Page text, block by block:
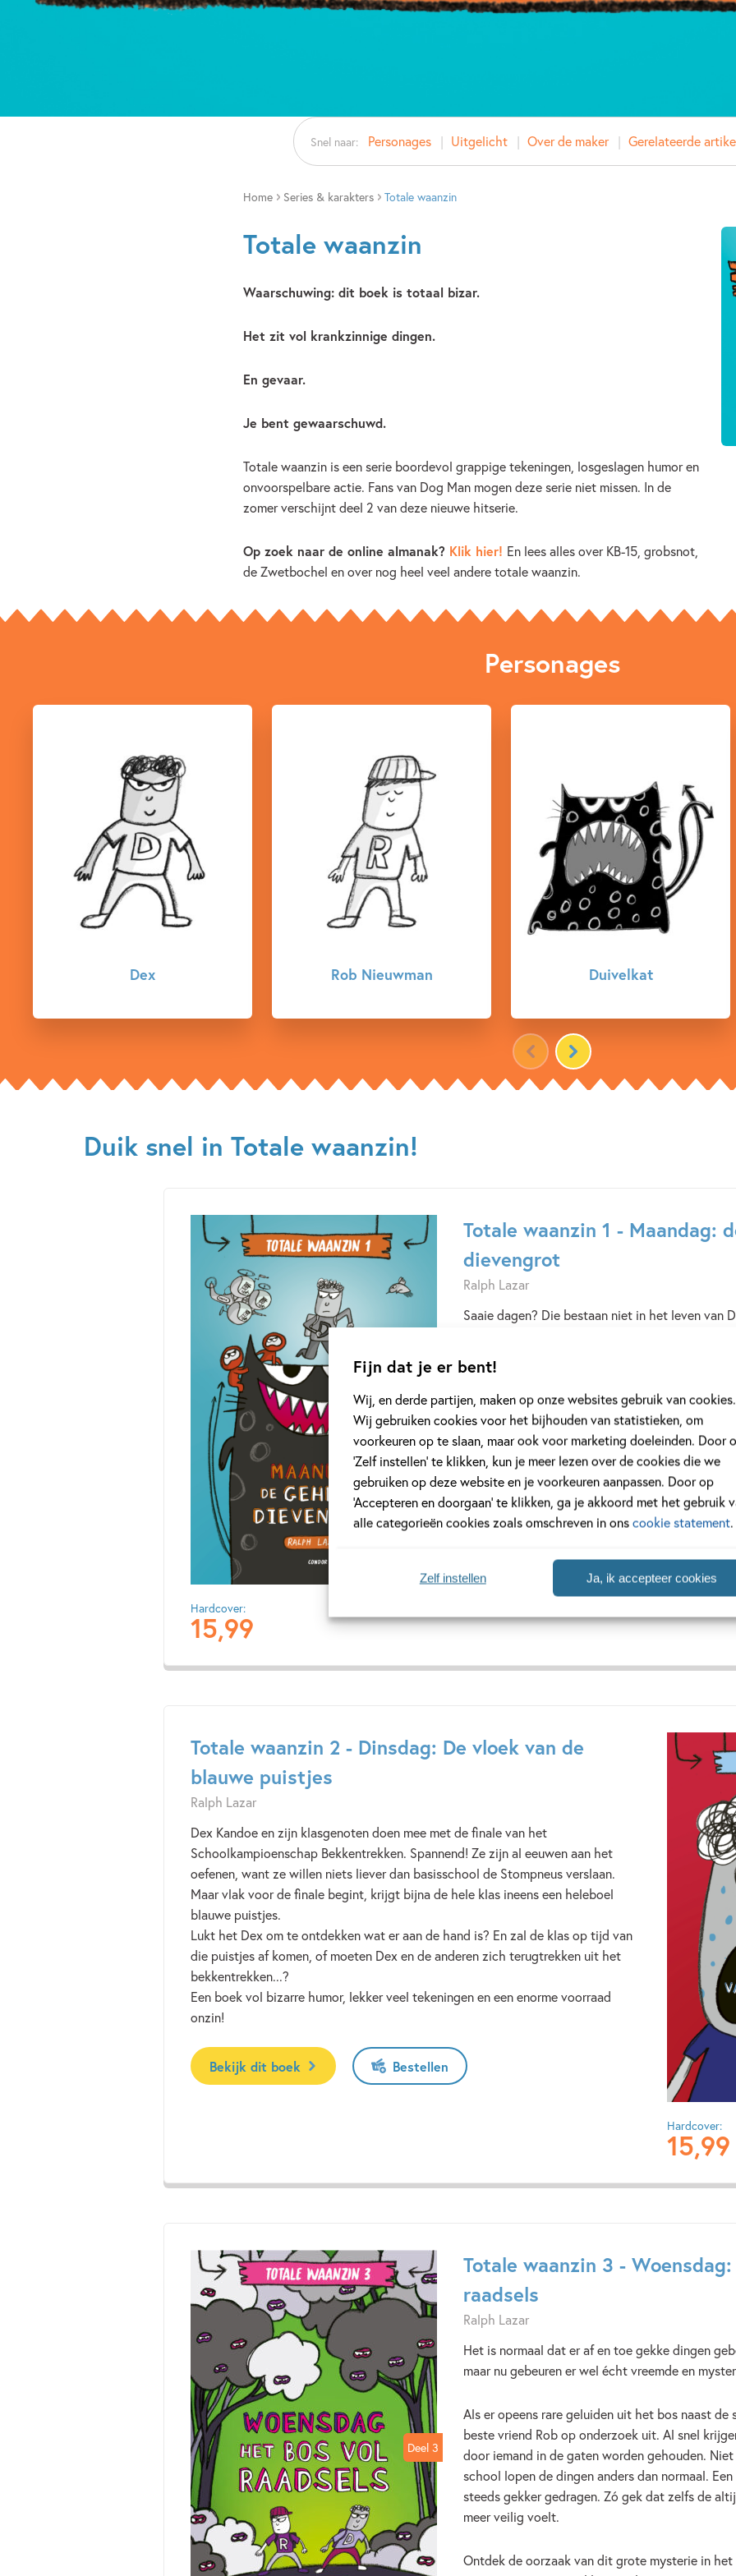
Fijn dat je er bent!
Wij, en derde partijen, maken op onze websites gebruik van cookies.
Wij gebruiken cookies voor het bijhouden van statistieken, om
voorkeuren op te slaan, maar ook voor marketing doeleinden. Door
‘Zelf instellen’ te klikken, kun je meer lezen over de cookies die we
gebruiken op deze website en je voorkeuren aanpassen. Door op
‘Accepteren en doorgaan’ te klikken, ga je akkoord met het gebruik
alle categorieën cookies zoals omschreven in onscookie statement.
Ja, ik accepteer cookies
Zelf instellen
Snel naar: Personages Uitgelicht Over de maker Gerelateerde
Home Series & karakters Totale waanzin
Totale waanzin
Waarschuwing: dit boek is totaal bizar.
Het zit vol krankzinnige dingen.
En gevaar.
Je bent gewaarschuwd.
Totale waanzin is een serie boordevol grappige tekeningen, losgeslagen humor en
onvoorspelbare actie. Fans van Dog Man mogen deze serie niet missen. In de
zomer verschijnt deel 2 van deze nieuwe hitserie.
Op zoek naar de online almanak? Klik hier! En lees alles over KB-15, grobsnot,
de Zwetbochel en over nog heel veel andere totale waanzin.
Personages
Rob Nieuwman Duivelkat
Janjan-Janjan-Janjan
Duik snel in Totale waanzin!
Deel 1
Deel 1
Hardcover:
15,99
Totale waanzin 1 - Maandag:
dievengrot
Ralph Lazar
Saaie dagen? Die bestaan niet in het leven van
Dex gaat naar school, waar hij les krijgt over
vliegtuigjes. En hij ontdekt een geheimzinnige
Bekijk dit boek Bestellen
Hardcover:
15,99
Totale waanzin 2 - Dinsdag: De vloek van de
blauwe puistjes
Ralph Lazar
Dex Kandoe en zijn klasgenoten doen mee met de finale van het
Schoolkampioenschap Bekkentrekken. Spannend! Ze zijn al eeuwen aan het
oefenen, want ze willen niets liever dan basisschool de Stompneus verslaan.
Maar vlak voor de finale begint, krijgt bijna de hele klas ineens een heleboel
blauwe puistjes.
Lukt het Dex om te ontdekken wat er aan de hand is? En zal de klas op tijd van
die puistjes af komen, of moeten Dex en de anderen zich terugtrekken uit het
bekkentrekken...?
Een boek vol bizarre humor, lekker veel tekeningen en een enorme voorraad
onzin!
Bekijk dit boek Bestellen
Deel 3
Deel 3
Totale waanzin 3 -
raadsels
Ralph Lazar
Het is normaal dat er af en toe gekke dingen
maar nu gebeuren er wel écht vreemde en
Als er opeens rare geluiden uit het bos naast de
beste vriend Rob op onderzoek uit. Al snel
door iemand in de gaten worden gehouden.
school lopen de dingen anders dan normaal.
steeds gekker gedragen. Zó gek dat zelfs de
meer veilig voelt.
Ontdek de oorzaak van dit grote mysterie in